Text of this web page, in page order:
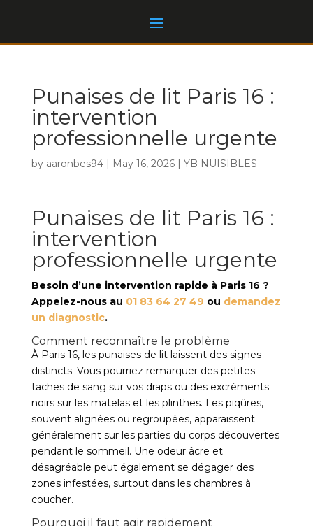
Punaises de lit Paris 16 :
intervention
professionnelle urgente
by aaronbes94| May 16, 2026| YB NUISIBLES
Punaises de lit Paris 16 :
intervention
professionnelle urgente
Besoin d’une intervention rapide à Paris 16 ?
Appelez-nous au 01 83 64 27 49 ou demandez
un diagnostic.
Comment reconnaître le problème
À Paris 16, les punaises de lit laissent des signes
distincts. Vous pourriez remarquer des petites
taches de sang sur vos draps ou des excréments
noirs sur les matelas et les plinthes. Les piqûres,
souvent alignées ou regroupées, apparaissent
généralement sur les parties du corps découvertes
pendant le sommeil. Une odeur âcre et
désagréable peut également se dégager des
zones infestées, surtout dans les chambres à
coucher.
Pourquoi il faut agir rapidement